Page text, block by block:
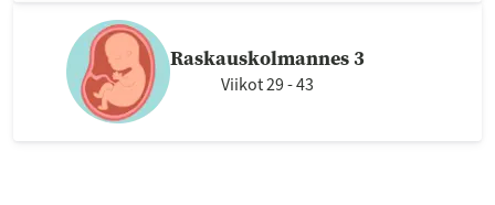
Raskauskolmannes 3
Viikot 29 - 43